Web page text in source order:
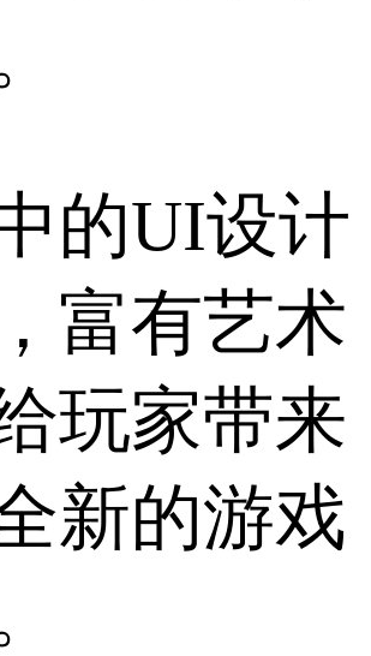
的UI设计
富有艺术
玩家带来
新的游戏